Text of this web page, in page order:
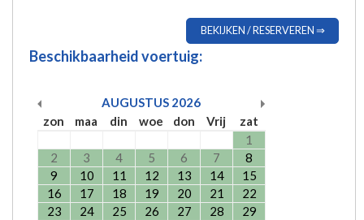
BEKIJKEN / RESERVEREN ⇒
Beschikbaarheid voertuig:
AUGUSTUS 2026
zon
maa din woe don Vrij
zat
1
2
3 4 5 6 7
8
9
10 11 12 13 14
15
16
17 18 19 20 21
22
23
24 25 26 27 28
29